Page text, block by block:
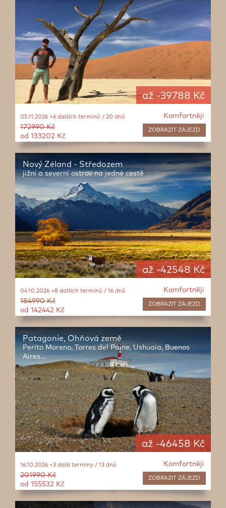
až -39788 Kč
Komfortněji
ZOBRAZIT ZÁJEZD
05.11.2026 +6 dalších termínů / 20 dnů
172990 Kč
od 133202 Kč
až -42548 Kč
Nový Zéland - Středozem
jižní a severní ostrov na jedné cestě
Komfortněji
ZOBRAZIT ZÁJEZD
04.10.2026 +8 dalších termínů / 16 dnů
184990 Kč
od 142442 Kč
až -46458 Kč
Patagonie, Ohňová země
Perito Moreno, Torres del Paine, Ushuaia, Buenos
Aires...
Komfortněji
ZOBRAZIT ZÁJEZD
16.10.2026 +3 další termíny / 13 dnů
201990 Kč
od 155532 Kč